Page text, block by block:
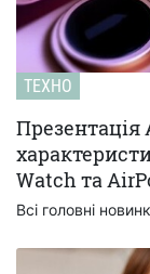
ТЕХНО
Презентація
Watch та
Всі головні